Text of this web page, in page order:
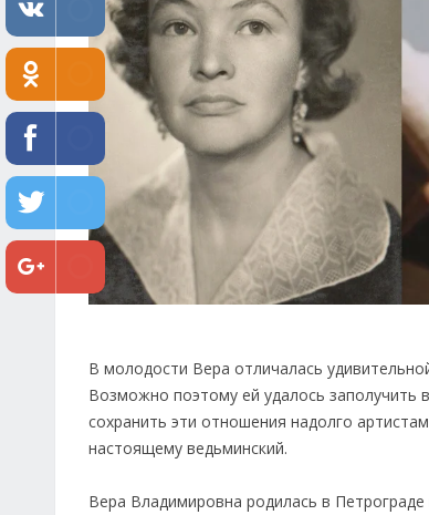
В молодости Вера отличалась
Возможно поэтому ей удалось заполучить
сохранить эти отношения надолго
настоящему ведьминский.
Вера Владимировна родилась в